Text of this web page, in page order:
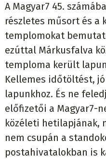
A Magyar7 45.
részletes műsort és a
templomokat
ezúttal Márkusfalva
temploma került
Kellemes időtöltést,
lapunkhoz. És ne
előfizetői a Magyar7-
közéleti hetilapjának,
nem csupán a
postahivatalokban is